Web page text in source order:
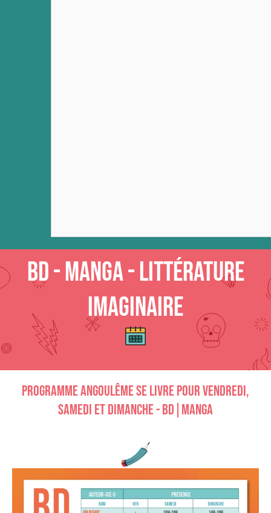
BD - MANGA - Littérature
Imaginaire
Programme Angoulême Se Livre pour vendredi,
samedi et dimanche - BD|MANGA